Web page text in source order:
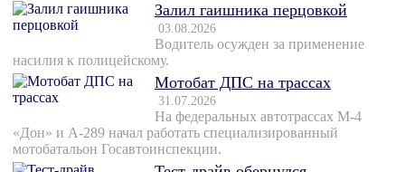
Залил гаишника перцовкой
03.08.2026
Водитель осужден за применение
насилия к полицейскому.
Мотобат ДПС на трассах
31.07.2026
На федеральных автотрассах М-4
«Дон» и А-289 начал работать специализированный
мотобатальон Госавтоинспекции.